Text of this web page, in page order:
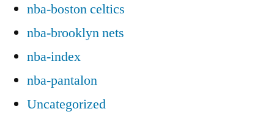
nba-boston celtics
nba-brooklyn nets
nba-index
nba-pantalon
Uncategorized